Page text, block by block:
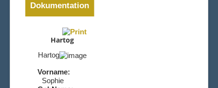
Dokumentation
Hartog
Hartog
Vorname:
Sophie